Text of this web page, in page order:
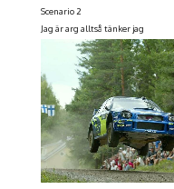
Scenario 2
Jag är arg alltså tänker jag